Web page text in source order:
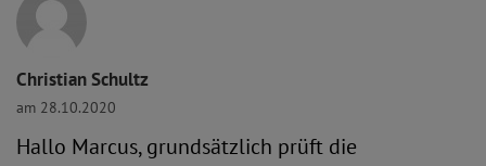
Christian Schultz
am 28.10.2020
Hallo Marcus, grundsätzlich prüft die